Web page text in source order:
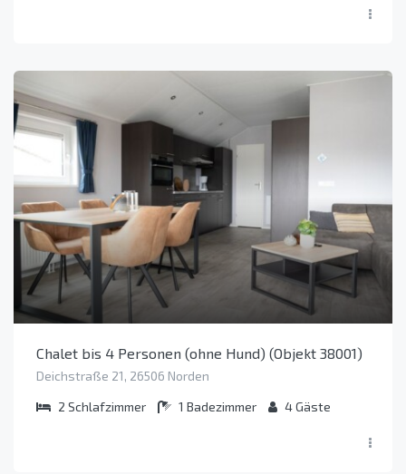
Chalet bis 4 Personen (ohne Hund) (Objekt 38001)
Deichstraße 21, 26506 Norden
2 Schlafzimmer 1 Badezimmer 4Gäste